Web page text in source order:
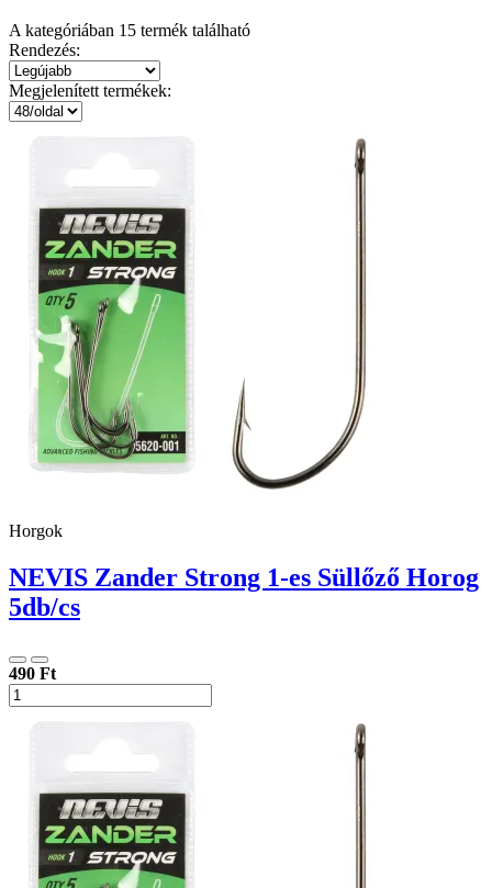
A kategóriában 15 termék található
Rendezés:
Megjelenített termékek:
Horgok
NEVIS Zander Strong 1-es Süllőző Horog
5db/cs
490 Ft